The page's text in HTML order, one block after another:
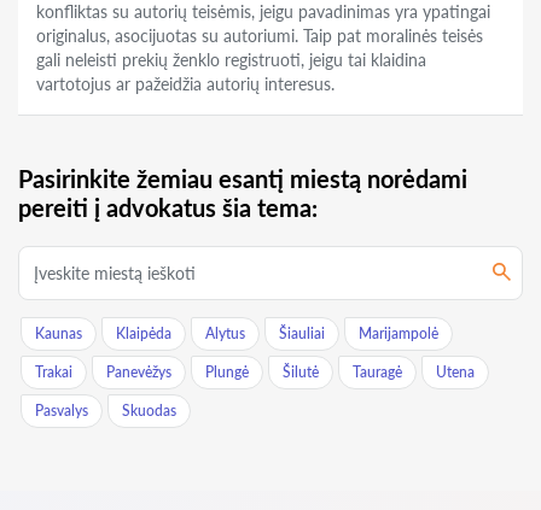
konfliktas su autorių teisėmis, jeigu pavadinimas yra ypatingai
originalus, asocijuotas su autoriumi. Taip pat moralinės teisės
gali neleisti prekių ženklo registruoti, jeigu tai klaidina
vartotojus ar pažeidžia autorių interesus.
Pasirinkite žemiau esantį miestą norėdami
pereiti į advokatus šia tema:
Kaunas Klaipėda Alytus Šiauliai Marijampolė
Trakai Panevėžys Plungė Šilutė Tauragė Utena
Pasvalys Skuodas